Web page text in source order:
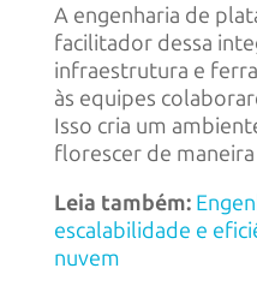
A engenharia de
facilitador dessa
infraestrutura e
às equipes
Isso cria um
florescer de
Leia também:
escalabilidade e
nuvem